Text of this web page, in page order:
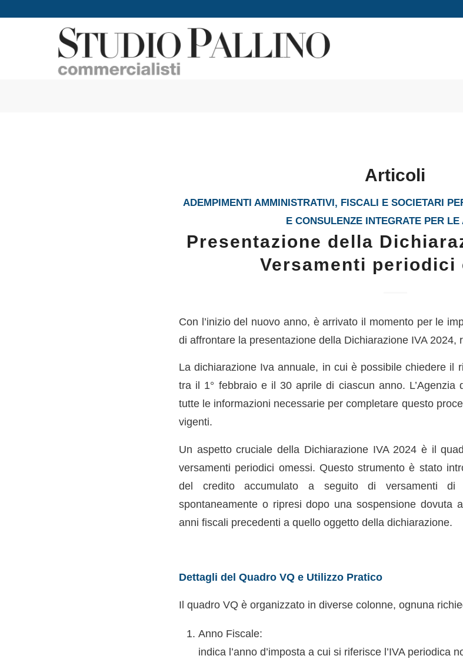
Articoli
ADEMPIMENTI AMMINISTRATIVI, FISCALI E SOCIETARI
E CONSULENZE INTEGRATE PER LE
Presentazione della
Versamenti periodici
Con l’inizio del nuovo anno, è arrivato il momento per le
di affrontare la presentazione della Dichiarazione IVA 2024,
La dichiarazione Iva annuale, in cui è possibile chiedere il
tra il 1° febbraio e il 30 aprile di ciascun anno. L’Agenzia
tutte le informazioni necessarie per completare questo
vigenti.
Un aspetto cruciale della Dichiarazione IVA 2024 è il
versamenti periodici omessi. Questo strumento è stato
del credito accumulato a seguito di versamenti di
spontaneamente o ripresi dopo una sospensione dovuta
anni fiscali precedenti a quello oggetto della dichiarazione.
Dettagli del Quadro VQ e Utilizzo Pratico
Il quadro VQ è organizzato in diverse colonne, ognuna
Anno Fiscale:
indica l’anno d’imposta a cui si riferisce l’IVA periodica